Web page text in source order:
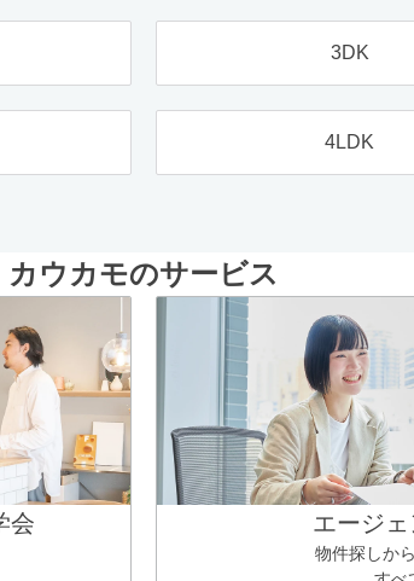
3DK
4LDK
カウカモのサービス
会 エージ
物件探しか